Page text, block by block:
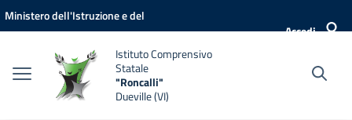
Vai ai contenuti
Vai al menu di navigazione
Vai al footer
Ministero dell'Istruzione e del
Accedi
Istituto Comprensivo
Statale
"Roncalli"
Dueville (VI)